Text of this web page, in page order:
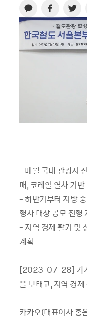
- 매월 국내 관광지
매, 코레일 열차 기반
- 하반기부터 지방
행사 대상 공모 진행
- 지역 경제 활기 및
계획
[2023-07-28] 카카
을 보태고, 지역 경
카카오(대표이사 홍